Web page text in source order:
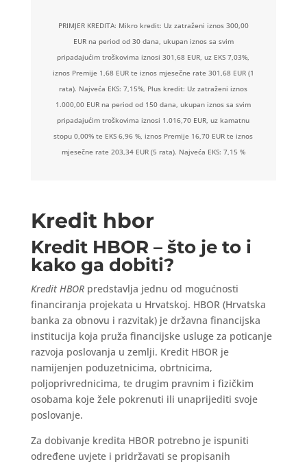
PRIMJER KREDITA: Mikro kredit: Uz zatraženi iznos 300,00
EUR na period od 30 dana, ukupan iznos sa svim
pripadajućim troškovima iznosi 301,68 EUR, uz EKS 7,03%,
iznos Premije 1,68 EUR te iznos mjesečne rate 301,68 EUR (1
rata). Najveća EKS: 7,15%, Plus kredit: Uz zatraženi iznos
1.000,00 EUR na period od 150 dana, ukupan iznos sa svim
pripadajućim troškovima iznosi 1.016,70 EUR, uz kamatnu
stopu 0,00% te EKS 6,96 %, iznos Premije 16,70 EUR te iznos
mjesečne rate 203,34 EUR (5 rata). Najveća EKS: 7,15 %
Kredit hbor
Kredit HBOR – što je to i
kako ga dobiti?
Kredit HBORpredstavlja jednu od mogućnosti
financiranja projekata u Hrvatskoj. HBOR (Hrvatska
banka za obnovu i razvitak) je državna financijska
institucija koja pruža financijske usluge za poticanje
razvoja poslovanja u zemlji. Kredit HBOR je
namijenjen poduzetnicima, obrtnicima,
poljoprivrednicima, te drugim pravnim i fizičkim
osobama koje žele pokrenuti ili unaprijediti svoje
poslovanje.
Za dobivanje kredita HBOR potrebno je ispuniti
određene uvjete i pridržavati se propisanih